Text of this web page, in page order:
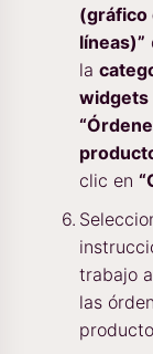
(gráfico
líneas)”
la
widgets
clic en
trabajo
las